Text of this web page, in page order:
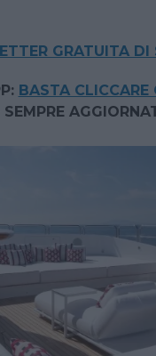
GRATUITA DI
BASTA CLICCARE
SEMPRE